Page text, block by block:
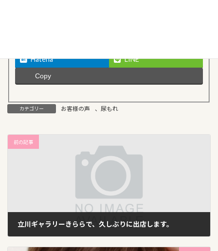
Hatena LINE
Copy
カテゴリー お客様の声 、 尿もれ
前の記事
立川ギャラリーきららで、久しぶりに出店します。